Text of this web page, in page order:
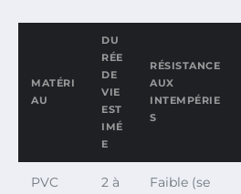
MATÉRI
AU
DU
RÉE
DE
VIE
EST
IMÉ
E
RÉSISTANCE
AUX
INTEMPÉRIE
S
PVC
2 à
Faible (se